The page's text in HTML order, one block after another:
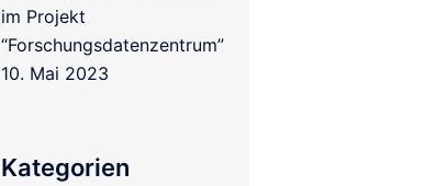
im Projekt
“Forschungsdatenzentrum”
10. Mai 2023
Kategorien